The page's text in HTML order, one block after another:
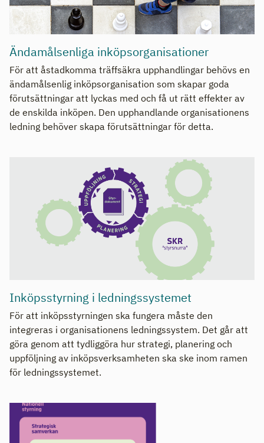
Ändamålsenliga inköpsorganisationer
För att åstadkomma träffsäkra upphandlingar behövs en
ändamålsenlig inköpsorganisation som skapar goda
förutsättningar att lyckas med och få ut rätt effekter av
de enskilda inköpen. Den upphandlande organisationens
ledning behöver skapa förutsättningar för detta.
Inköpsstyrning i ledningssystemet
För att inköpsstyrningen ska fungera måste den
integreras i organisationens ledningssystem. Det går att
göra genom att tydliggöra hur strategi, planering och
uppföljning av inköpsverksamheten ska ske inom ramen
för ledningssystemet.